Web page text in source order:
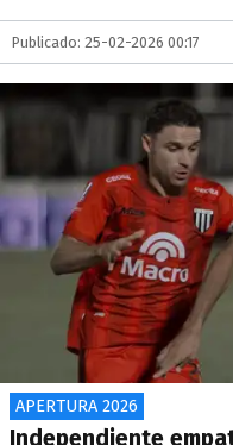
Publicado: 25-02-2026 00:17
APERTURA 2026
Independiente